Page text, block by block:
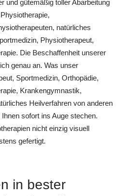
und gütemäßig toller Abarbeitung
natürliches
Physiotherapeut,
Die Beschaffenheit unserer
genau an. Was unser
Sportmedizin, Orthopädie,
Krankengymnastik,
Heilverfahren von anderen
sofort ins Auge stechen.
nicht einzig visuell
gefertigt.
in bester